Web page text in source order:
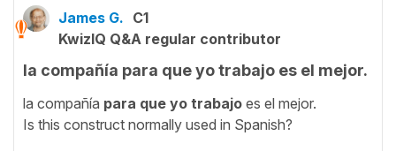
James G. C1
KwizIQ Q&A regular contributor
la compañía para que yo trabajo es el mejor.
la compañía para que yo trabajo es el mejor.
Is this construct normally used in Spanish?